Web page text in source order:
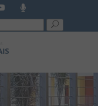
: